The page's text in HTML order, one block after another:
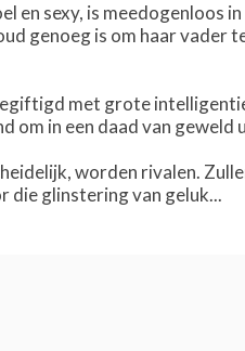
en sexy, is meedogenloos
genoeg is om haar vader
met grote
om in een daad van
worden rivalen.
die glinstering van geluk...